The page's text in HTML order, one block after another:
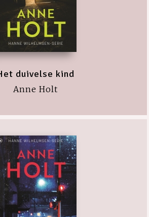
duivelse kind
Anne Holt